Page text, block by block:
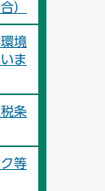
）
境
ま
条
等